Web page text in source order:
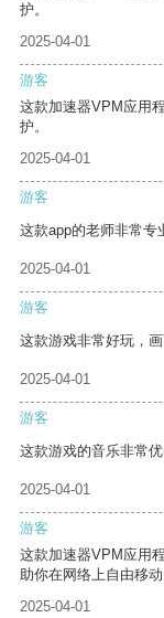
护。
2025-04-01
游客
这款加速器VPM应用
护。
2025-04-01
游客
这款app的老师非常专
2025-04-01
游客
这款游戏非常好玩，画
2025-04-01
游客
这款游戏的音乐非常
2025-04-01
游客
这款加速器VPM应用
助你在网络上自由移动
2025-04-01